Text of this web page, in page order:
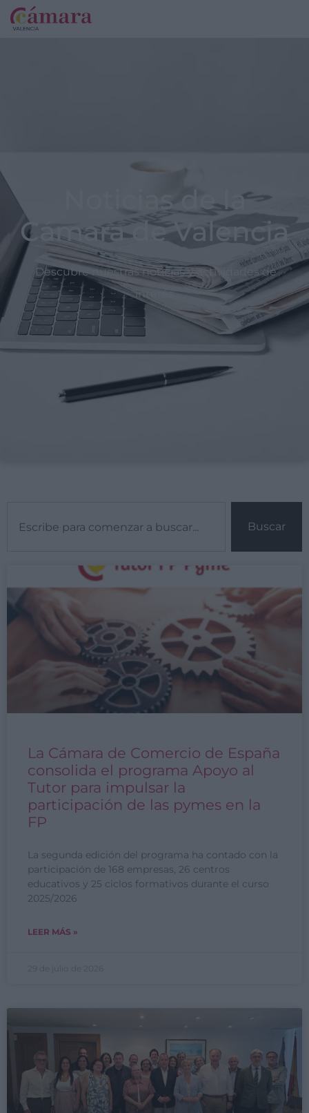
Noticias de la
Cámara de Valencia
Descubre nuestras noticias y actividades de
interés
Buscar
La Cámara de Comercio de España
consolida el programa Apoyo al
Tutor para impulsar la
participación de las pymes en la
FP
La segunda edición del programa ha contado con la
participación de 168 empresas, 26 centros
educativos y 25 ciclos formativos durante el curso
2025/2026
LEER MÁS »